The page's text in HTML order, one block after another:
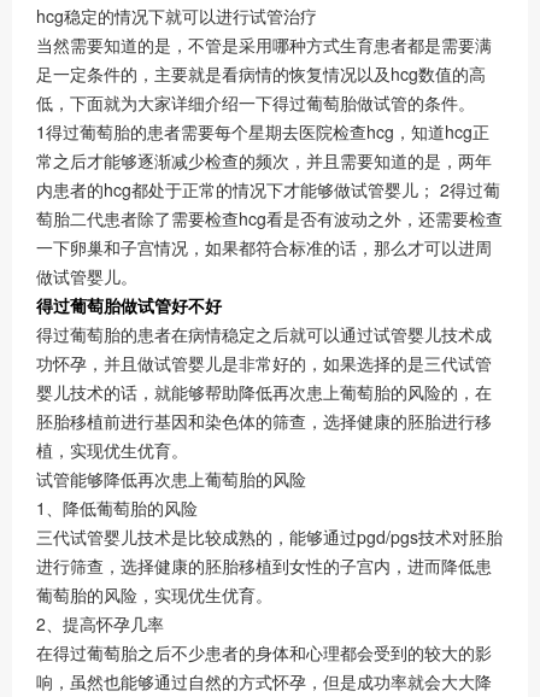
hcg稳定的情况下就可以进行试管治疗
当然需要知道的是，不管是采用哪种方式生育患者都是需要满
足一定条件的，主要就是看病情的恢复情况以及hcg数值的高
低，下面就为大家详细介绍一下得过葡萄胎做试管的条件。
1得过葡萄胎的患者需要每个星期去医院检查hcg，知道hcg正
常之后才能够逐渐减少检查的频次，并且需要知道的是，两年
内患者的hcg都处于正常的情况下才能够做试管婴儿； 2得过葡
萄胎二代患者除了需要检查hcg看是否有波动之外，还需要检查
一下卵巢和子宫情况，如果都符合标准的话，那么才可以进周
做试管婴儿。
得过葡萄胎做试管好不好
得过葡萄胎的患者在病情稳定之后就可以通过试管婴儿技术成
功怀孕，并且做试管婴儿是非常好的，如果选择的是三代试管
婴儿技术的话，就能够帮助降低再次患上葡萄胎的风险的，在
胚胎移植前进行基因和染色体的筛查，选择健康的胚胎进行移
植，实现优生优育。
试管能够降低再次患上葡萄胎的风险
1、降低葡萄胎的风险
三代试管婴儿技术是比较成熟的，能够通过pgd/pgs技术对胚胎
进行筛查，选择健康的胚胎移植到女性的子宫内，进而降低患
葡萄胎的风险，实现优生优育。
2、提高怀孕几率
在得过葡萄胎之后不少患者的身体和心理都会受到的较大的影
响，虽然也能够通过自然的方式怀孕，但是成功率就会大大降